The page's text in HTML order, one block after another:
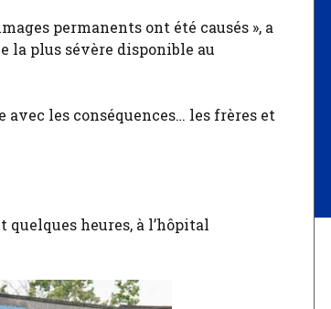
permanents ont été causés », a
la plus sévère disponible au
les conséquences… les frères et
quelques heures, à l’hôpital